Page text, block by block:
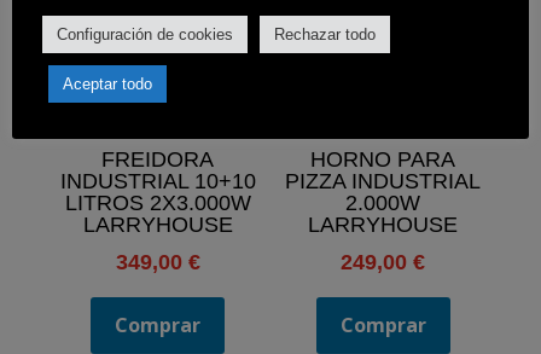
FREIDORA
INDUSTRIAL 10+10
LITROS 2X3.000W
LARRYHOUSE
349,00 €
Comprar
HORNO PARA
PIZZA INDUSTRIAL
2.000W
LARRYHOUSE
249,00€
Comprar
Configuración de cookies Rechazar todo
Aceptar todo